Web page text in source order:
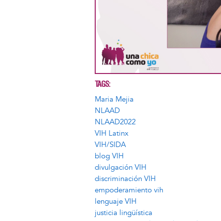
TAGS
Maria Mejia
NLAAD
NLAAD2022
VIH Latinx
VIH/SIDA
blog VIH
divulgación VIH
discriminación VIH
empoderamiento vih
lenguaje VIH
justicia lingüística